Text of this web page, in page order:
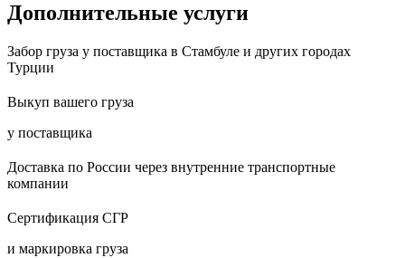
Дополнительные услуги
Забор груза у поставщика в Стамбуле и других городах
Турции
Выкуп вашего груза
у поставщика
Доставка по России через внутренние транспортные
компании
Сертификация СГР
и маркировка груза